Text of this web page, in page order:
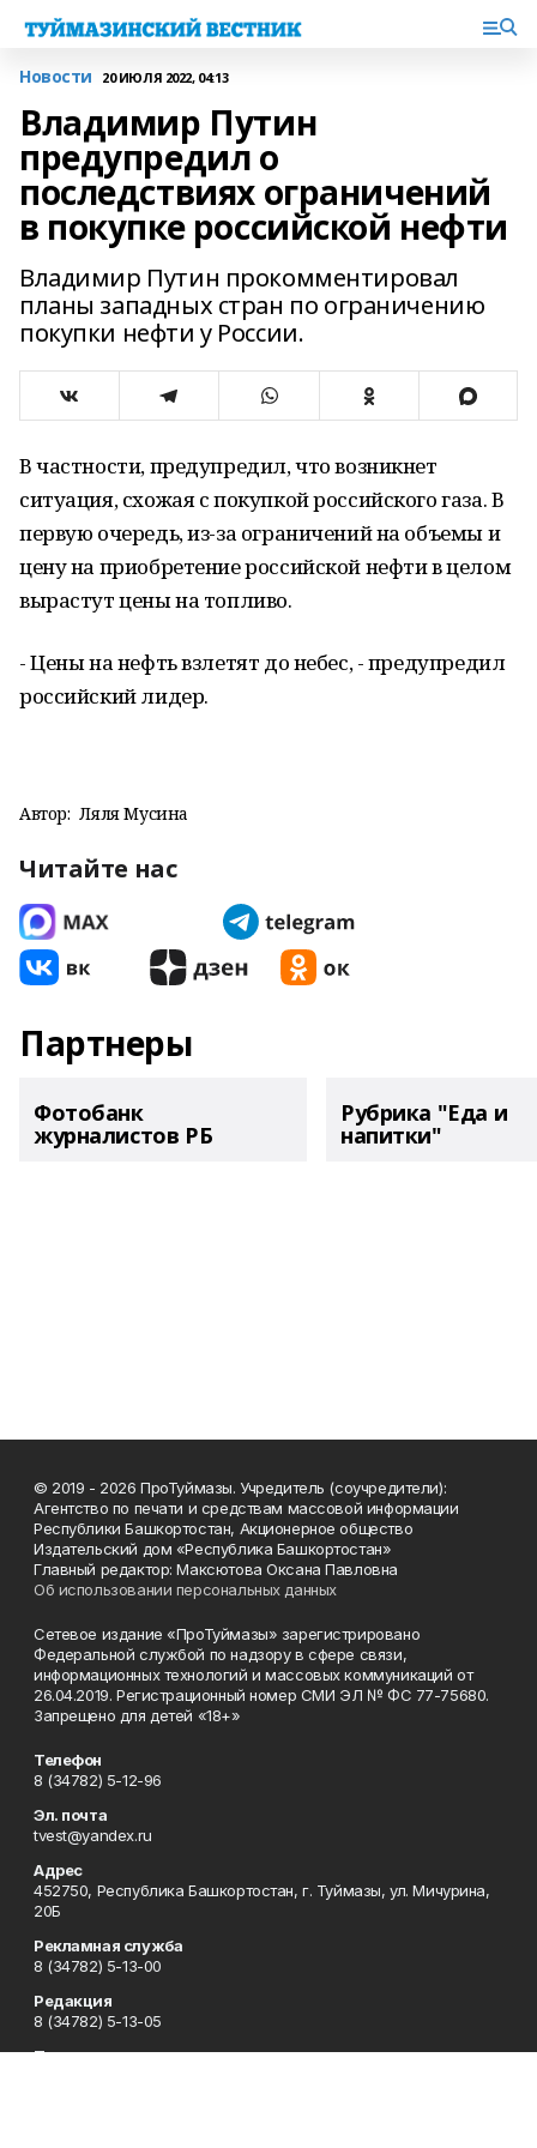
Новости 20 ИЮЛЯ 2022, 04:13
Владимир Путин
предупредил о
последствиях ограничений
в покупке российской нефти
Владимир Путин прокомментировал
планы западных стран по ограничению
покупки нефти у России.
В частности, предупредил, что возникнет
ситуация, схожая с покупкой российского газа. В
первую очередь, из-за ограничений на объемы и
цену на приобретение российской нефти в целом
вырастут цены на топливо.
- Цены на нефть взлетят до небес, - предупредил
российский лидер.
Автор: Ляля Мусина
Читайте нас
Партнеры
Фотобанк
журналистов РБ
Рубрика "Еда и
напитки"
© 2019 - 2026 ПроТуймазы. Учредитель (соучредители):
Агентство по печати и средствам массовой информации
Республики Башкортостан, Акционерное общество
Издательский дом «Республика Башкортостан»
Главный редактор: Максютова Оксана Павловна
Об использовании персональных данных
Сетевое издание «ПроТуймазы» зарегистрировано
Федеральной службой по надзору в сфере связи,
информационных технологий и массовых коммуникаций от
26.04.2019. Регистрационный номер СМИ ЭЛ № ФС 77-75680.
Запрещено для детей «18+»
Телефон
8 (34782) 5-12-96
Эл. почта
tvest@yandex.ru
Адрес
452750, Республика Башкортостан, г. Туймазы, ул. Мичурина,
20Б
Рекламная служба
8 (34782) 5-13-00
Редакция
8 (34782) 5-13-05
Приемная